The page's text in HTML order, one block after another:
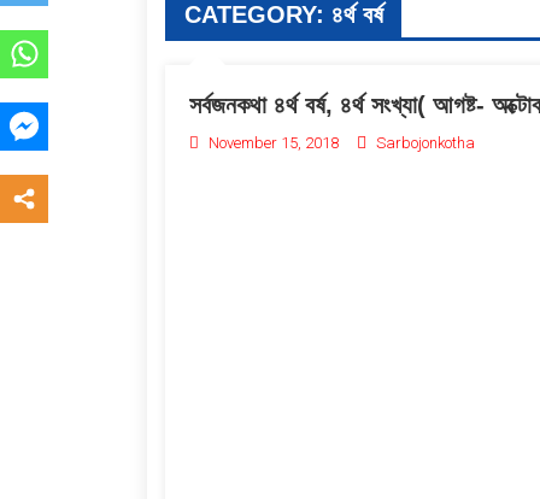
CATEGORY: ৪র্থ বর্ষ
সর্বজনকথা ৪র্থ বর্ষ, ৪র্থ সংখ্যা( আগষ্ট-
November 15, 2018 Sarbojonkotha